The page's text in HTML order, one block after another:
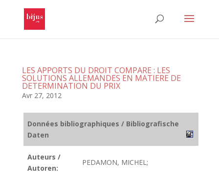
LES APPORTS DU DROIT COMPARE : LES
SOLUTIONS ALLEMANDES EN MATIERE DE
DETERMINATION DU PRIX
Avr 27, 2012
Données bibliographiques / Bibliografische
Daten
Auteurs /
Autoren:
PEDAMON, MICHEL;